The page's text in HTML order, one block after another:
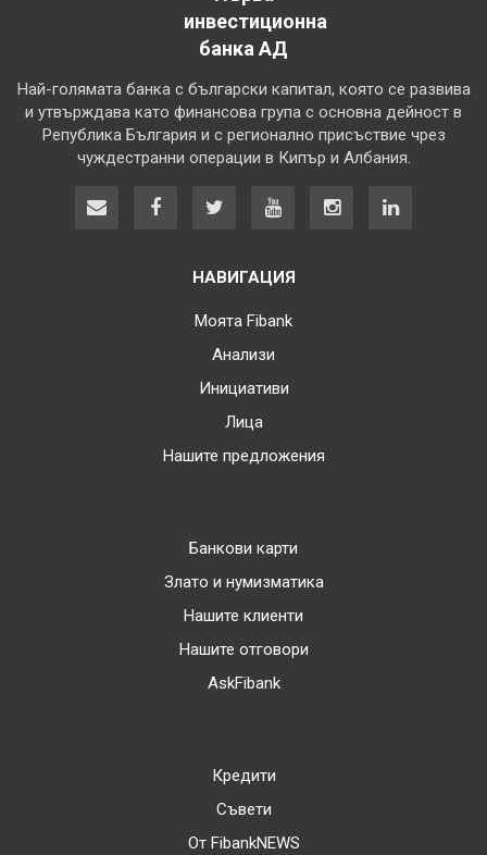
инвестиционна
банка АД
Най-голямата банка с български капитал, която се развива
и утвърждава като финансова група с основна дейност в
Република България и с регионално присъствие чрез
чуждестранни операции в Кипър и Албания.
НАВИГАЦИЯ
Моята Fibank
Анализи
Инициативи
Лица
Нашите предложения
Банкови карти
Злато и нумизматика
Нашите клиенти
Нашите отговори
AskFibank
Кредити
Съвети
От FibankNEWS